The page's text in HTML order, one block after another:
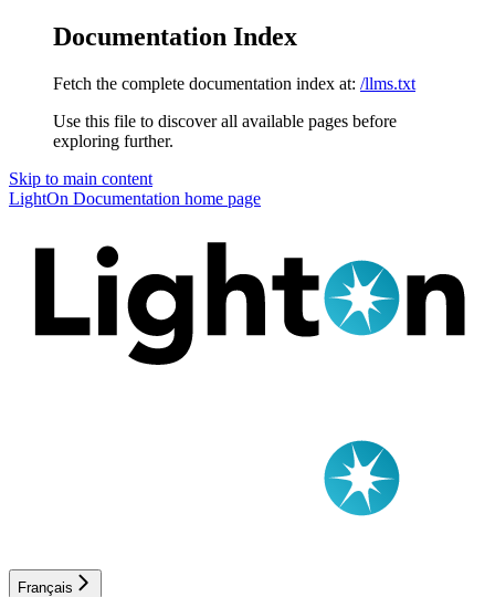
Documentation Index
Fetch the complete documentation index at: /llms.txt
Use this file to discover all available pages before
exploring further.
Skip to main content
LightOn Documentation home page
Français